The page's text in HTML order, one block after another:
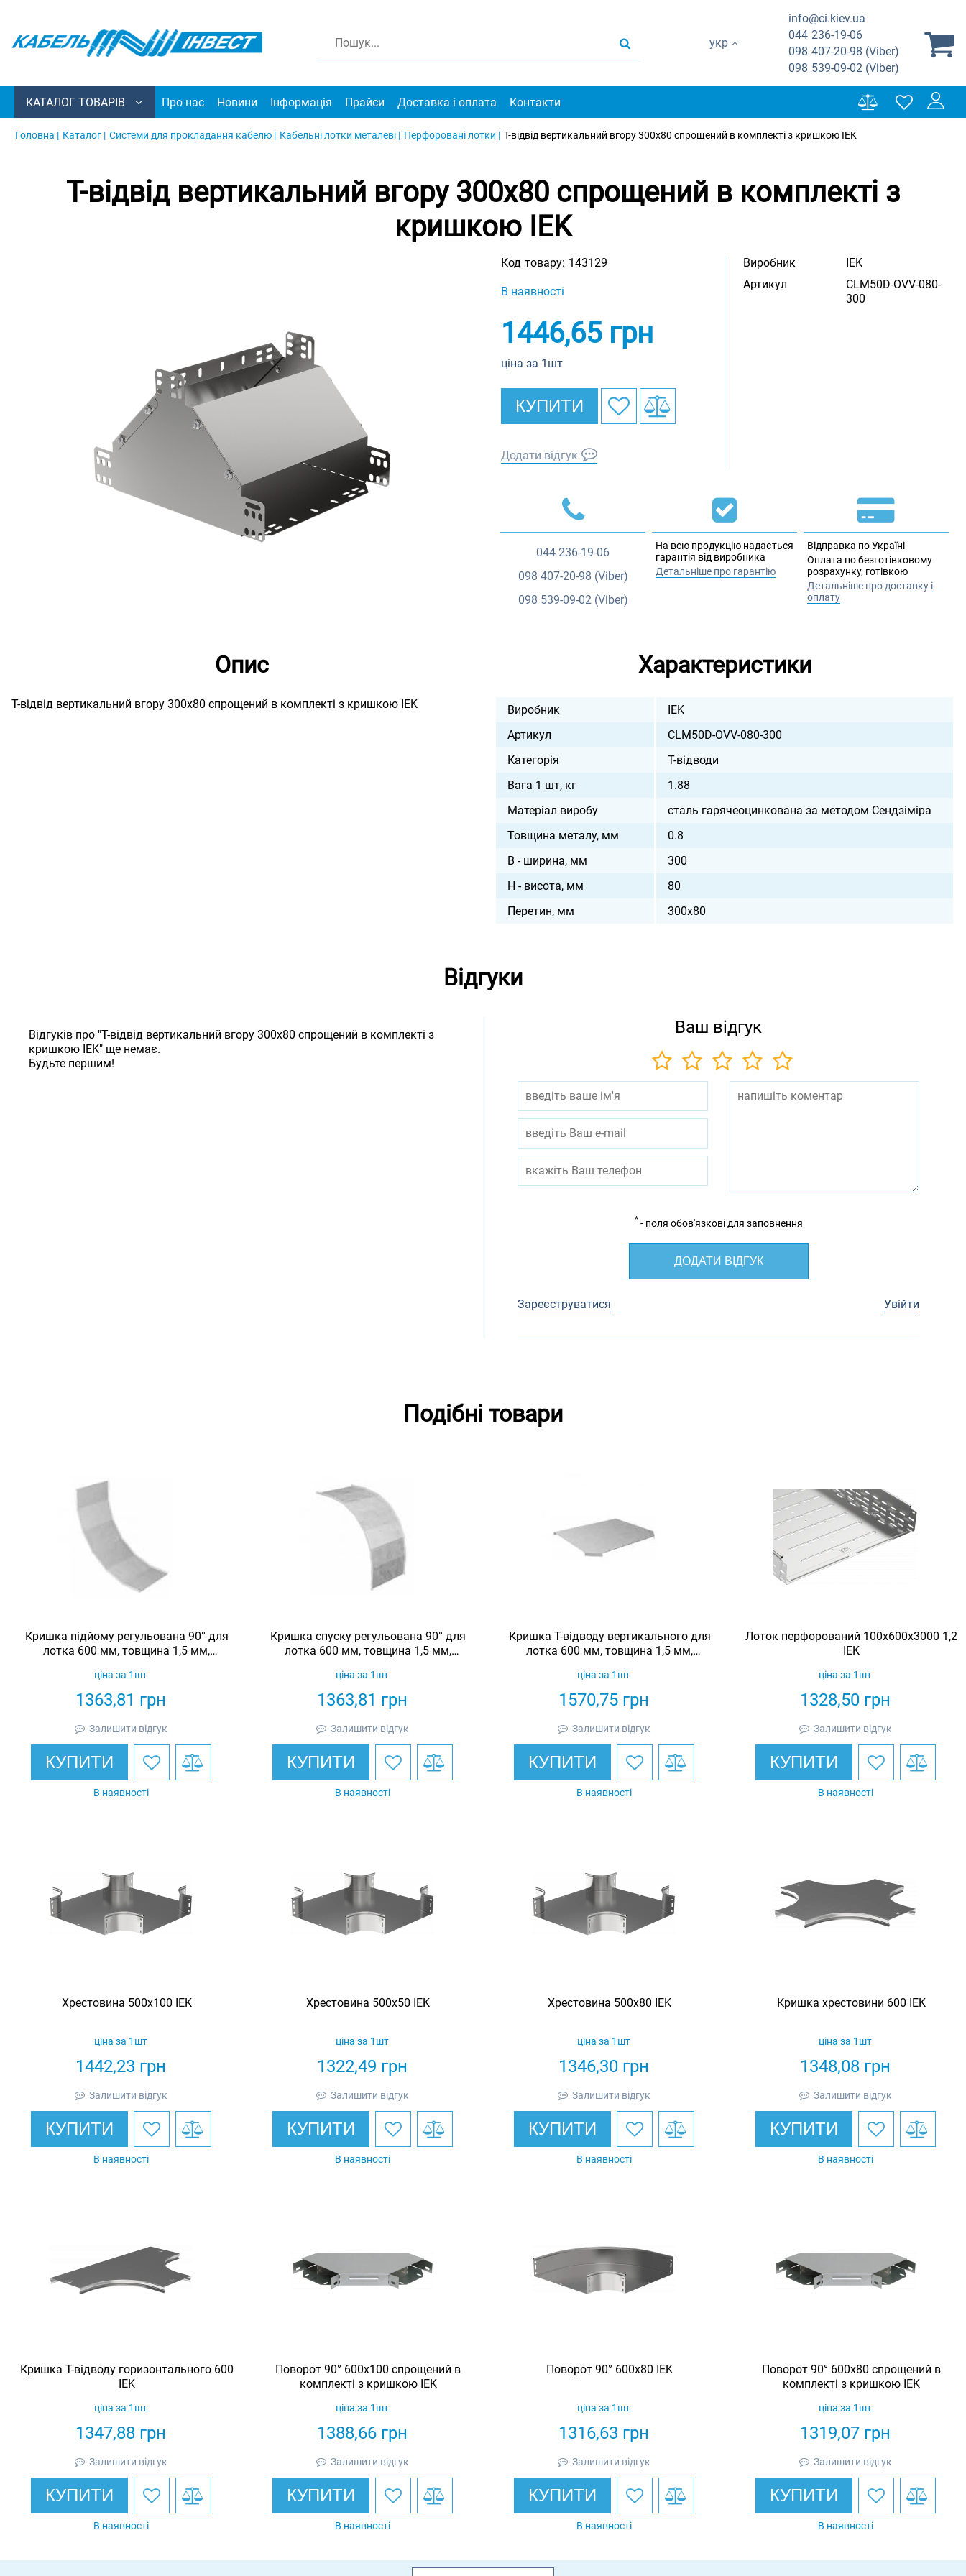
укр
info@ci.kiev.ua
044 236-19-06
098 407-20-98 (Viber)
098 539-09-02 (Viber)
КАТАЛОГ ТОВАРІВ Про нас Новини Інформація Прайси Доставка і оплата Контакти
Головна | Каталог | Системи для прокладання кабелю | Кабельні лотки металеві | Перфоровані лотки | Т-відвід вертикальний вгору 300х80 спрощений в комплекті з кришкою IEK
Т-відвід вертикальний вгору 300х80 спрощений в комплекті з
кришкою IEK
Код товару: 143129
В наявності
1446,65грн
ціна за 1шт
КУПИТИ
Додати відгук
Виробник
IEK
Артикул
CLM50D-OVV-080-
300
044 236-19-06
098 407-20-98 (Viber)
098 539-09-02 (Viber)
На всю продукцію надається
гарантія від виробника
Детальніше про гарантію
Відправка по Україні
Оплата по безготівковому
розрахунку, готівкою
Детальніше про доставку і
оплату
Опис
Т-відвід вертикальний вгору 300х80 спрощений в комплекті з кришкою IEK
Характеристики
Виробник
IEK
Артикул
CLM50D-OVV-080-300
Категорія
Т-відводи
Вага 1 шт, кг
1.88
Матеріал виробу
сталь гарячеоцинкована за методом Сендзіміра
Товщина металу, мм
0.8
B - ширина, мм
300
H - висота, мм
80
Перетин, мм
300х80
Відгуки
Відгуків про "Т-відвід вертикальний вгору 300х80 спрощений в комплекті з
кришкою IEK" ще немає.
Будьте першим!
Ваш відгук
* - поля обов'язкові для заповнення
ДОДАТИ ВІДГУК
Зареєструватися Увійти
Подібні товари
Кришка підйому регульована 90° для
лотка 600 мм, товщина 1,5 мм,
1363,81 грн
ціна за 1шт
Залишити відгук
КУПИТИ
В наявності
Кришка спуску регульована 90° для
лотка 600 мм, товщина 1,5 мм,
1363,81 грн
ціна за 1шт
Залишити відгук
КУПИТИ
В наявності
Кришка Т-відводу вертикального для
лотка 600 мм, товщина 1,5 мм,
1570,75 грн
ціна за 1шт
Залишити відгук
КУПИТИ
В наявності
Лоток перфорований 100x600x3000 1,2
IEK
1328,50 грн
ціна за 1шт
Залишити відгук
КУПИТИ
В наявності
Хрестовина 500х100 IEK
1442,23 грн
ціна за 1шт
Залишити відгук
КУПИТИ
В наявності
Хрестовина 500х50 IEK
1322,49 грн
ціна за 1шт
Залишити відгук
КУПИТИ
В наявності
Хрестовина 500х80 IEK
1346,30 грн
ціна за 1шт
Залишити відгук
КУПИТИ
В наявності
Кришка хрестовини 600 IEK
1348,08 грн
ціна за 1шт
Залишити відгук
КУПИТИ
В наявності
Кришка Т-відводу горизонтального 600
IEK
1347,88 грн
ціна за 1шт
Залишити відгук
КУПИТИ
В наявності
Поворот 90° 600х100 спрощений в
комплекті з кришкою IEK
1388,66 грн
ціна за 1шт
Залишити відгук
КУПИТИ
В наявності
Поворот 90° 600х80 IEK
1316,63 грн
ціна за 1шт
Залишити відгук
КУПИТИ
В наявності
Поворот 90° 600х80 спрощений в
комплекті з кришкою IEK
1319,07 грн
ціна за 1шт
Залишити відгук
КУПИТИ
В наявності